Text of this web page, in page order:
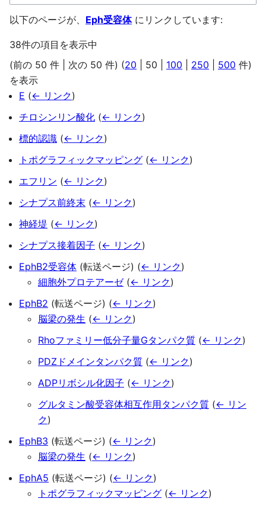
以下のページが、 Eph受容体にリンクしています:
38件の項目を表示中
(前の 50 件 次の 50 件) (20 50 100 250 500 件)
を表示
E (← リンク)
チロシンリン酸化 (← リンク)
標的認識 (← リンク)
トポグラフィックマッピング (← リンク)
エフリン (← リンク)
シナプス前終末 (← リンク)
神経堤 (← リンク)
シナプス接着因子 (← リンク)
EphB2受容体 (転送ページ) (← リンク)
細胞外プロテアーゼ (← リンク)
EphB2 (転送ページ) (← リンク)
脳梁の発生 (← リンク)
Rhoファミリー低分子量Gタンパク質 (← リンク)
PDZドメインタンパク質 (← リンク)
ADPリボシル化因子 (← リンク)
グルタミン酸受容体相互作用タンパク質 (← リン
ク)
EphB3 (転送ページ) (← リンク)
脳梁の発生 (← リンク)
EphA5 (転送ページ) (← リンク)
トポグラフィックマッピング (← リンク)